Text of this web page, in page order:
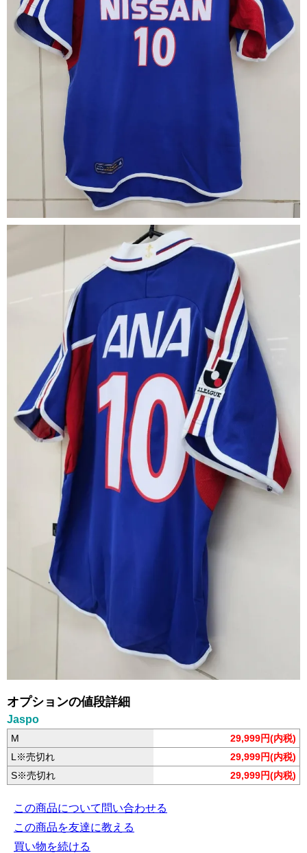
オプションの値段詳細
Jaspo
M
29,999円(内税)
L※売切れ
29,999円(内税)
S※売切れ
29,999円(内税)
この商品について問い合わせる
この商品を友達に教える
買い物を続ける